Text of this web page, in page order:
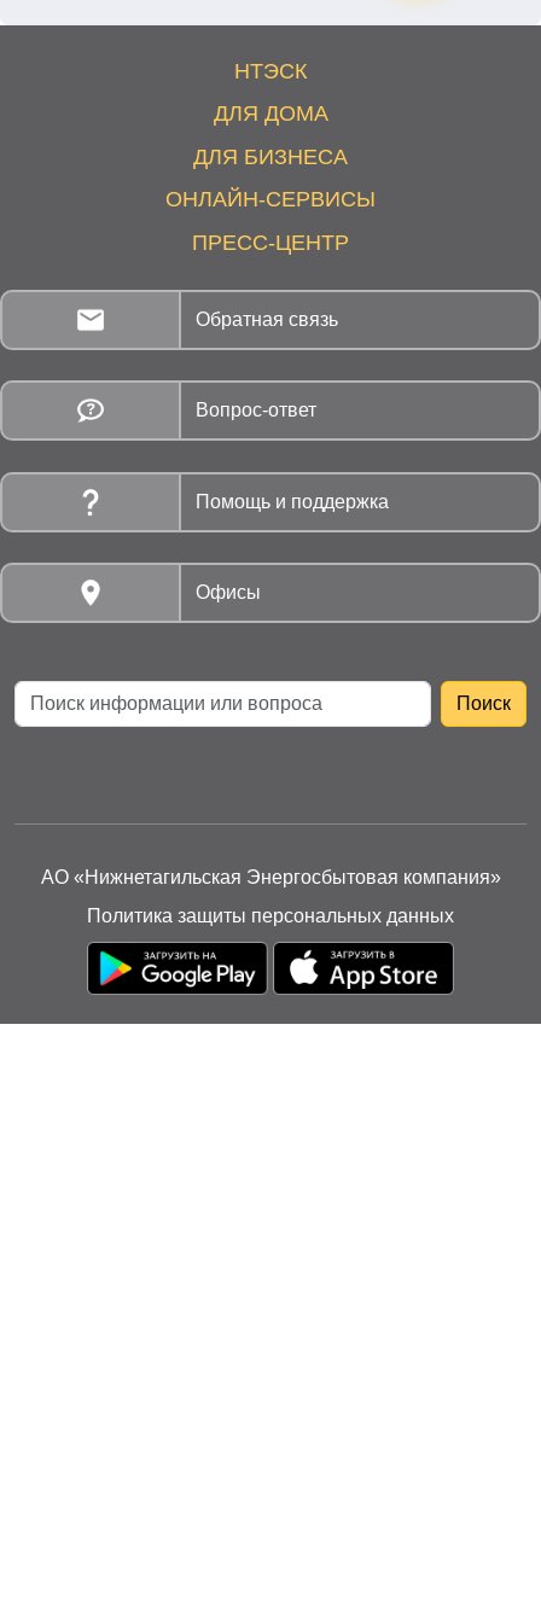
НТЭСК
ДЛЯ ДОМА
ДЛЯ БИЗНЕСА
ОНЛАЙН-СЕРВИСЫ
ПРЕСС-ЦЕНТР
Обратная связь
Вопрос-ответ
Помощь и поддержка
Офисы
АО «Нижнетагильская Энергосбытовая компания»
Политика защиты персональных данных